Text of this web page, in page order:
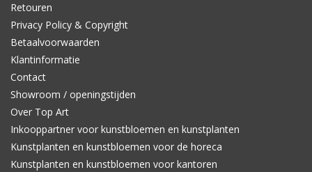
Retouren
Privacy Policy & Copyright
Betaalvoorwaarden
Klantinformatie
Contact
Showroom / openingstijden
Over Top Art
Inkooppartner voor kunstbloemen en kunstplanten
Kunstplanten en kunstbloemen voor de horeca
Kunstplanten en kunstbloemen voor kantoren